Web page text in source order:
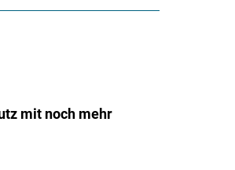
mit noch mehr